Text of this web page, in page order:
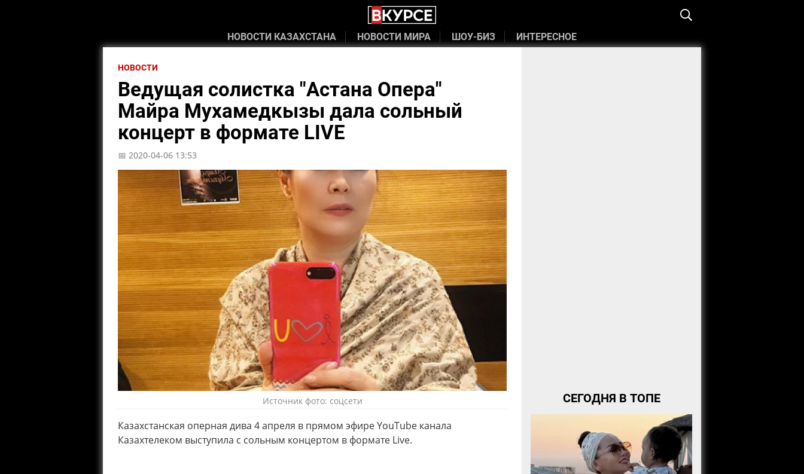
НОВОСТИ КАЗАХСТАНА НОВОСТИ МИРА ШОУ-БИЗ ИНТЕРЕСНОЕ
НОВОСТИ
Ведущая солистка "Астана Опера"
Майра Мухамедкызы дала сольный
концерт в формате LIVE
📅 2020-04-06 13:53
Источник фото: соцсети
Казахстанская оперная дива 4 апреля в прямом эфире YouTube канала
Казахтелеком выступила с сольным концертом в формате Live.
СЕГОДНЯ В ТОПЕ